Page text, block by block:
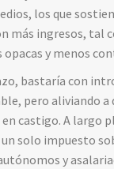
los que
más ingresos, tal
y menos
bastaría con
pero aliviando a
castigo. A largo
solo impuesto
y